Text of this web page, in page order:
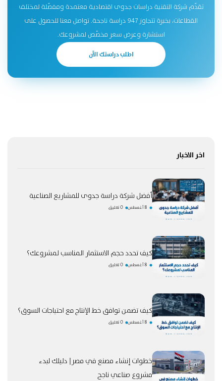
تقدّم شركة التقنية دراسات جدوى اقتصادية معتمدة ومفصّلة لمختلف
القطاعات، بخبرة تتجاوز 947 دراسة ناجحة. تواصل معنا للحصول على
استشارة وعرض سعر مخصّص لمشروعك.
اطلب دراستك الآن
اخر الاخبار
أفضل شركة دراسة جدوى للمشاريع الصناعية
8 أغسطس 0 تعليق
كيف تحدد حجم الاستثمار المناسب لمشروعك؟
8 أغسطس 0 تعليق
كيف تضمن توافق خط الإنتاج مع احتياجات السوق؟
8 أغسطس 0 تعليق
خطوات إنشاء مصنع في مصر| دليلك لبدء
مشروع صناعي ناجح